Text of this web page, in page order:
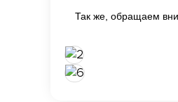
Так же, обращаем